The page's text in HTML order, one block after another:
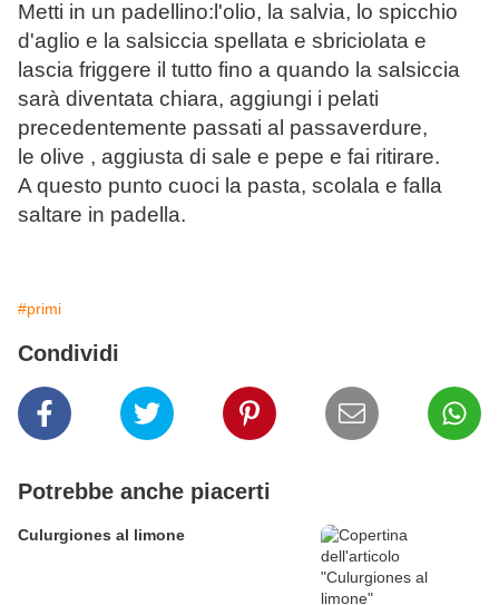
Metti in un padellino:l'olio, la salvia, lo spicchio
d'aglio e la salsiccia spellata e sbriciolata e
lascia friggere il tutto fino a quando la salsiccia
sarà diventata chiara, aggiungi i pelati
precedentemente passati al passaverdure,
le olive , aggiusta di sale e pepe e fai ritirare.
A questo punto cuoci la pasta, scolala e falla
saltare in padella.
#primi
Condividi
Potrebbe anche piacerti
Culurgiones al limone